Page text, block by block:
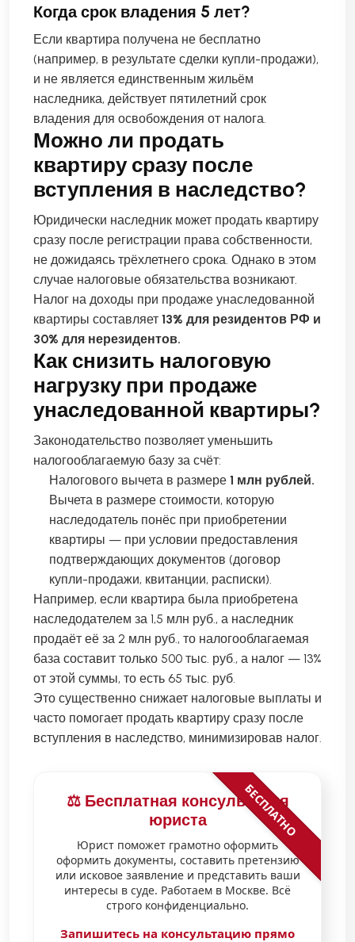
Когда срок владения 5 лет?
Если квартира получена не бесплатно
(например, в результате сделки купли-продажи),
и не является единственным жильём
наследника, действует пятилетний срок
владения для освобождения от налога.
Можно ли продать
квартиру сразу после
вступления в наследство?
Юридически наследник может продать квартиру
сразу после регистрации права собственности,
не дожидаясь трёхлетнего срока. Однако в этом
случае налоговые обязательства возникают.
Налог на доходы при продаже унаследованной
квартиры составляет 13% для резидентов РФ и
30% для нерезидентов.
Как снизить налоговую
нагрузку при продаже
унаследованной квартиры?
Законодательство позволяет уменьшить
налогооблагаемую базу за счёт:
Налогового вычета в размере 1 млн рублей.
Вычета в размере стоимости, которую
наследодатель понёс при приобретении
квартиры — при условии предоставления
подтверждающих документов (договор
купли-продажи, квитанции, расписки).
Например, если квартира была приобретена
наследодателем за 1,5 млн руб., а наследник
продаёт её за 2 млн руб., то налогооблагаемая
база составит только 500 тыс. руб., а налог — 13%
от этой суммы, то есть 65 тыс. руб.
Это существенно снижает налоговые выплаты и
часто помогает продать квартиру сразу после
вступления в наследство, минимизировав налог.
⚖️ Бесплатная консультация
юриста
Юрист поможет грамотно оформить
оформить документы, составить претензию
или исковое заявление и представить ваши
интересы в суде. Работаем в Москве. Всё
строго конфиденциально.
БЕСПЛАТНО
Запишитесь на консультацию прямо